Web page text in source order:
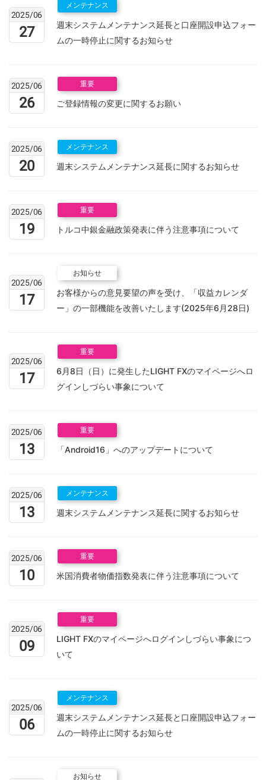
2025/06
27
メンテナンス
週末システムメンテナンス延長と口座開設申込フォー
ムの一時停止に関するお知らせ
2025/06
26
重要
ご登録情報の変更に関するお願い
2025/06
20
メンテナンス
週末システムメンテナンス延長に関するお知らせ
2025/06
19
重要
トルコ中銀金融政策発表に伴う注意事項について
2025/06
17
お知らせ
お客様からの意見要望の声を受け、「収益カレンダ
ー」の一部機能を改善いたします(2025年6月28日)
2025/06
17
重要
6月8日（日）に発生したLIGHT FXのマイページへロ
グインしづらい事象について
2025/06
13
重要
「Android16」へのアップデートについて
2025/06
13
メンテナンス
週末システムメンテナンス延長に関するお知らせ
2025/06
10
重要
米国消費者物価指数発表に伴う注意事項について
2025/06
09
重要
LIGHT FXのマイページへログインしづらい事象につ
いて
2025/06
06
メンテナンス
週末システムメンテナンス延長と口座開設申込フォー
ムの一時停止に関するお知らせ
お知らせ